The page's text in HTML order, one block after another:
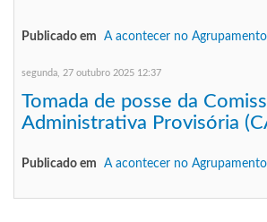
Publicado em A acontecer no Agrupamento
segunda, 27 outubro 2025 12:37
Tomada de posse da
Administrativa Provisória
Publicado em A acontecer no Agrupamento